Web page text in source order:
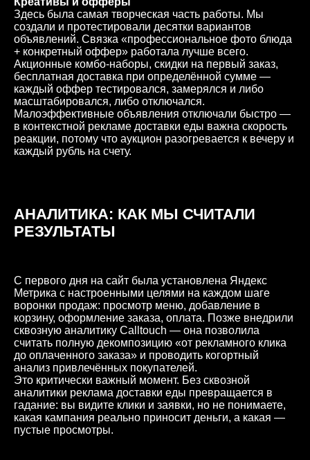
Здесь была самая творческая часть работы. Мы
создали и протестировали десятки вариантов
объявлений. Связка «профессиональное фото блюда
+ конкретный оффер» работала лучше всего.
Акционные комбо-наборы, скидки на первый заказ,
бесплатная доставка при определённой сумме —
каждый оффер тестировался, замерялся и либо
масштабировался, либо отключался.
Малоэффективные объявления отключали быстро —
в контекстной рекламе доставки еды важна скорость
реакции, потому что аукцион разогревается к вечеру и
каждый рубль на счету.
АНАЛИТИКА: КАК МЫ СЧИТАЛИ
РЕЗУЛЬТАТЫ
С первого дня на сайт была установлена Яндекс
Метрика с настроенными целями на каждом шаге
воронки продаж: просмотр меню, добавление в
корзину, оформление заказа, оплата. Позже внедрили
сквозную аналитику Calltouch — она позволила
считать полную декомпозицию «от рекламного клика
до оплаченного заказа» и проводить когортный
анализ привлечённых покупателей.
Это критически важный момент. Без сквозной
аналитики реклама доставки еды превращается в
гадание: вы видите клики и заявки, но не понимаете,
какая кампания реально приносит деньги, а какая —
пустые просмотры.